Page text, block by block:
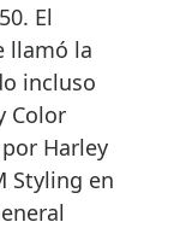
El
llamó la
incluso
Color
Harley
Styling en